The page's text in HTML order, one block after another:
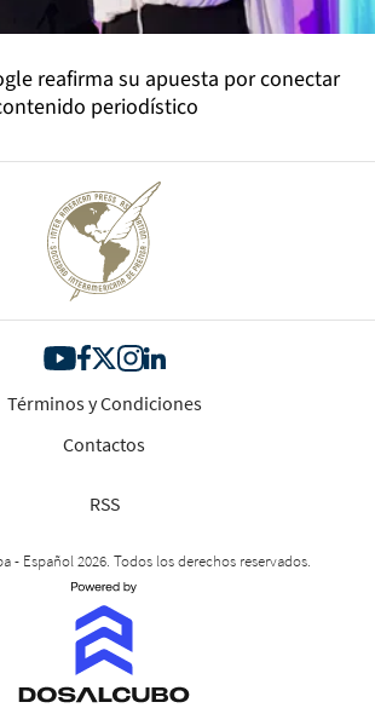
reafirma su apuesta por conectar
periodístico
Términos y Condiciones
Contactos
RSS
- Español 2026. Todos los derechos reservados.